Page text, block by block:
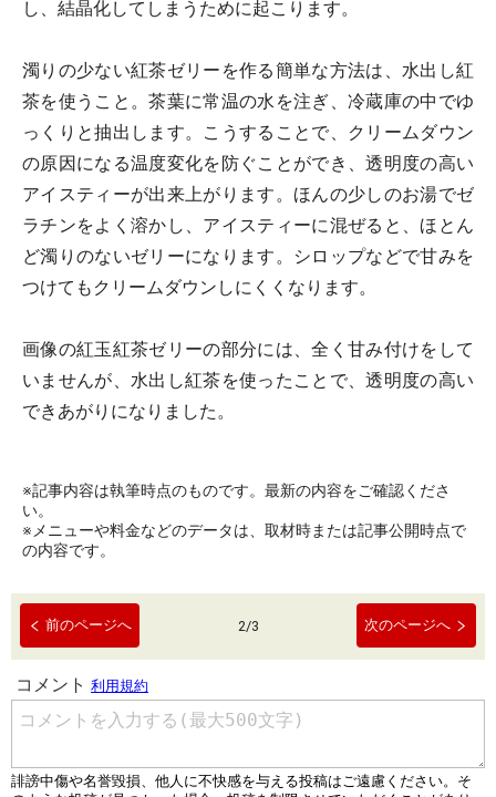
し、結晶化してしまうために起こります。
濁りの少ない紅茶ゼリーを作る簡単な方法は、水出し紅
茶を使うこと。茶葉に常温の水を注ぎ、冷蔵庫の中でゆ
っくりと抽出します。こうすることで、クリームダウン
の原因になる温度変化を防ぐことができ、透明度の高い
アイスティーが出来上がります。ほんの少しのお湯でゼ
ラチンをよく溶かし、アイスティーに混ぜると、ほとん
ど濁りのないゼリーになります。シロップなどで甘みを
つけてもクリームダウンしにくくなります。
画像の紅玉紅茶ゼリーの部分には、全く甘み付けをして
いませんが、水出し紅茶を使ったことで、透明度の高い
できあがりになりました。
※記事内容は執筆時点のものです。最新の内容をご確認くださ
い。
※メニューや料金などのデータは、取材時または記事公開時点で
の内容です。
前のページへ 2/3 次のページへ